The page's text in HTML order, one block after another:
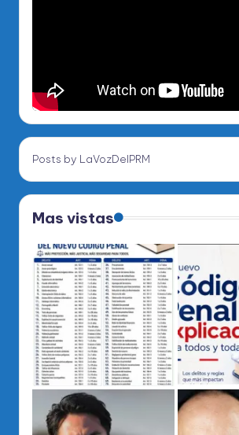
Posts by LaVozDelPRM
Mas vistas